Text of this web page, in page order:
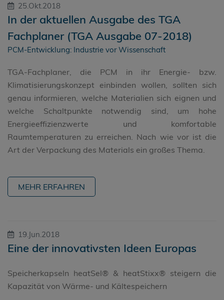
25.Okt.2018
In der aktuellen Ausgabe des TGA
Fachplaner (TGA Ausgabe 07-2018)
PCM-Entwicklung: Industrie vor Wissenschaft
TGA-Fachplaner, die PCM in ihr Energie- bzw.
Klimatisierungskonzept einbinden wollen, sollten sich
genau informieren, welche Materialien sich eignen und
welche Schaltpunkte notwendig sind, um hohe
Energieeffizienzwerte und komfortable
Raumtemperaturen zu erreichen. Nach wie vor ist die
Art der Verpackung des Materials ein großes Thema.
MEHR ERFAHREN
19.Jun.2018
Eine der innovativsten Ideen Europas
Speicherkapseln heatSel® & heatStixx® steigern die
Kapazität von Wärme- und Kältespeichern